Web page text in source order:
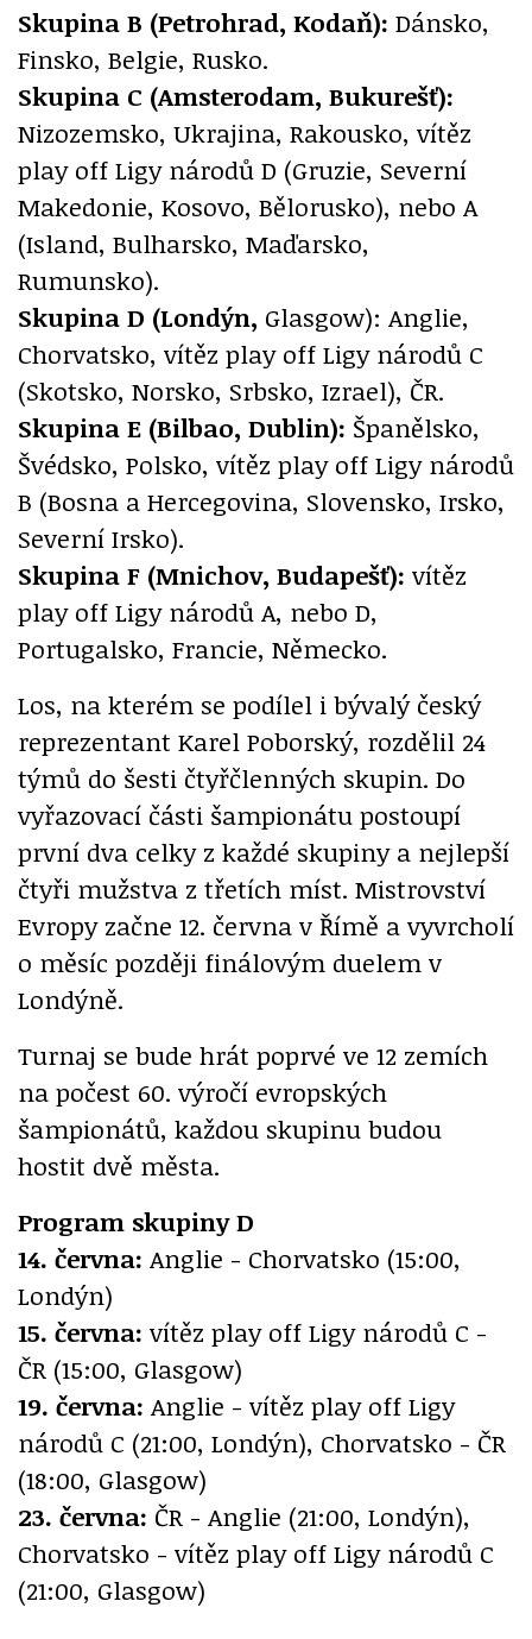
Skupina B (Petrohrad, Kodaň): Dánsko,
Finsko, Belgie, Rusko.
Skupina C (Amsterodam, Bukurešť):
Nizozemsko, Ukrajina, Rakousko, vítěz
play off Ligy národů D (Gruzie, Severní
Makedonie, Kosovo, Bělorusko), nebo A
(Island, Bulharsko, Maďarsko,
Rumunsko).
Skupina D (Londýn, Glasgow): Anglie,
Chorvatsko, vítěz play off Ligy národů C
(Skotsko, Norsko, Srbsko, Izrael), ČR.
Skupina E (Bilbao, Dublin): Španělsko,
Švédsko, Polsko, vítěz play off Ligy národů
B (Bosna a Hercegovina, Slovensko, Irsko,
Severní Irsko).
Skupina F (Mnichov, Budapešť): vítěz
play off Ligy národů A, nebo D,
Portugalsko, Francie, Německo.
Los, na kterém se podílel i bývalý český
reprezentant Karel Poborský, rozdělil 24
týmů do šesti čtyřčlenných skupin. Do
vyřazovací části šampionátu postoupí
první dva celky z každé skupiny a nejlepší
čtyři mužstva z třetích míst. Mistrovství
Evropy začne 12. června v Římě a vyvrcholí
o měsíc později finálovým duelem v
Londýně.
Turnaj se bude hrát poprvé ve 12 zemích
na počest 60. výročí evropských
šampionátů, každou skupinu budou
hostit dvě města.
Program skupiny D
14. června: Anglie - Chorvatsko (15:00,
Londýn)
15. června: vítěz play off Ligy národů C -
ČR (15:00, Glasgow)
19. června: Anglie - vítěz play off Ligy
národů C (21:00, Londýn), Chorvatsko - ČR
(18:00, Glasgow)
23. června: ČR - Anglie (21:00, Londýn),
Chorvatsko - vítěz play off Ligy národů C
(21:00, Glasgow)